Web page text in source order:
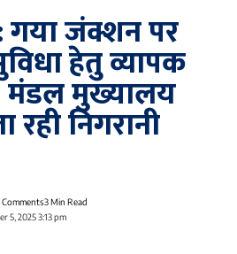
गया जंक्शन पर
हेतु व्यापक
मंडल मुख्यालय
रही निगरानी
5, 2025 3:13 pm
Comments3 Min Read